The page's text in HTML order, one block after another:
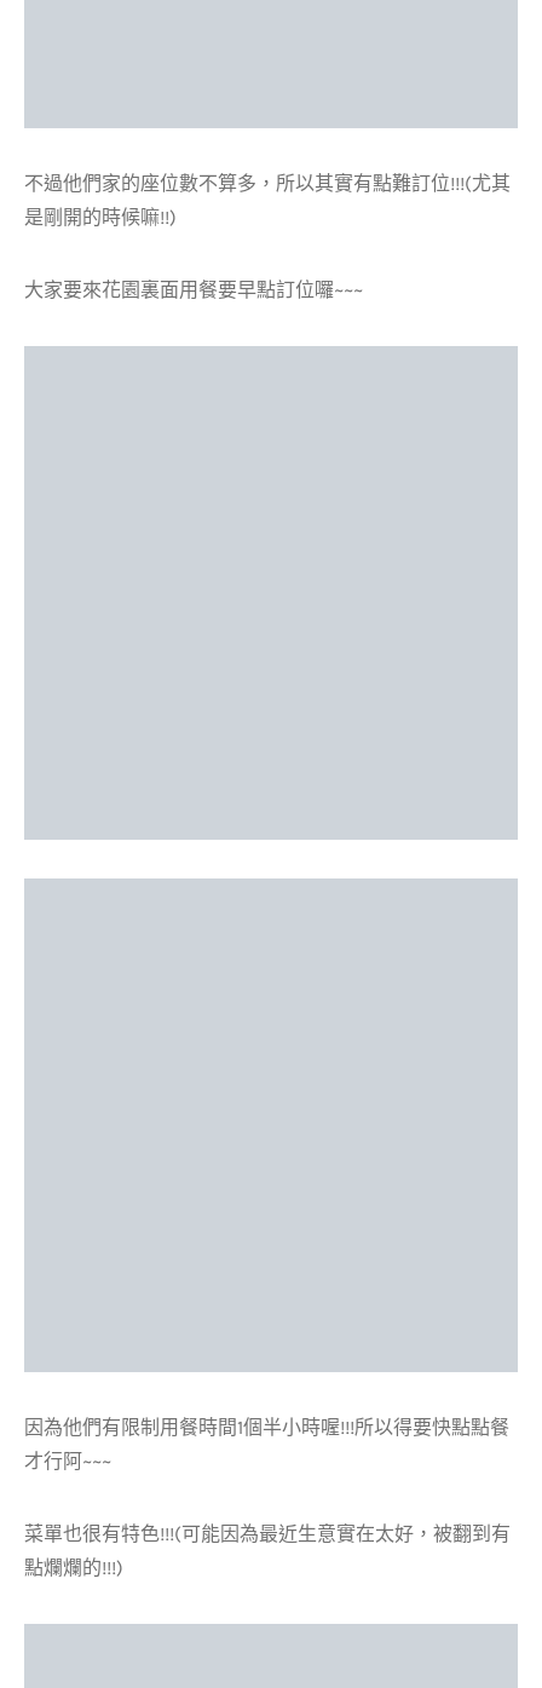
不過他們家的座位數不算多，所以其實有點難訂位!!!(尤其
是剛開的時候嘛!!)
大家要來花園裏面用餐要早點訂位囉~~~
因為他們有限制用餐時間1個半小時喔!!!所以得要快點點餐
才行阿~~~
菜單也很有特色!!!(可能因為最近生意實在太好，被翻到有
點爛爛的!!!)